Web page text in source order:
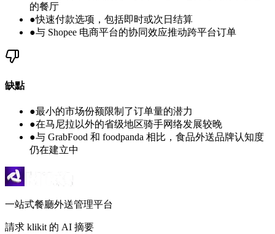
的餐厅
●快速付款选项，包括即时或次日结算
●与 Shopee 电商平台的协同效应推动跨平台订单
缺點
●最小的市场份额限制了订单量的潜力
●在马尼拉以外的省级地区骑手网络发展较晚
●与 GrabFood 和 foodpanda 相比，食品外送品牌认知度
仍在建立中
一站式餐廳外送管理平台
請求 klikit 的 AI 摘要